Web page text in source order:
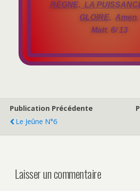
RÈGNE, LA
GLOIRE, Amen.
Matt. 6/ 13
Publication Précédente
Le Jeûne N°6
Laisser un commentaire